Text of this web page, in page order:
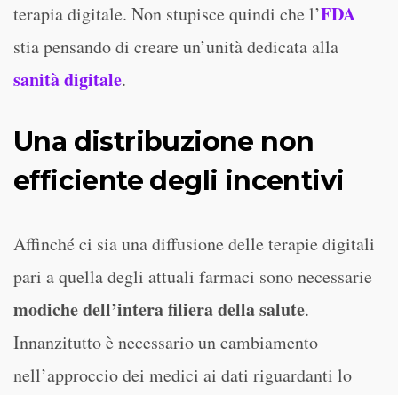
terapia digitale. Non stupisce quindi che l’FDA
stia pensando di creare un’unità dedicata alla
sanità digitale.
Una distribuzione non
efficiente degli incentivi
Affinché ci sia una diffusione delle terapie digitali
pari a quella degli attuali farmaci sono necessarie
modiche dell’intera filiera della salute.
Innanzitutto è necessario un cambiamento
nell’approccio dei medici ai dati riguardanti lo